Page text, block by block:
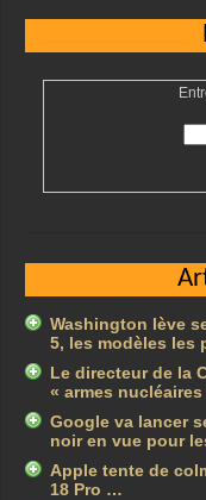
Washington lève
5, les modèles les
Le directeur de la
« armes
Google va lancer
noir en vue pour
Apple tente de
18 Pro …